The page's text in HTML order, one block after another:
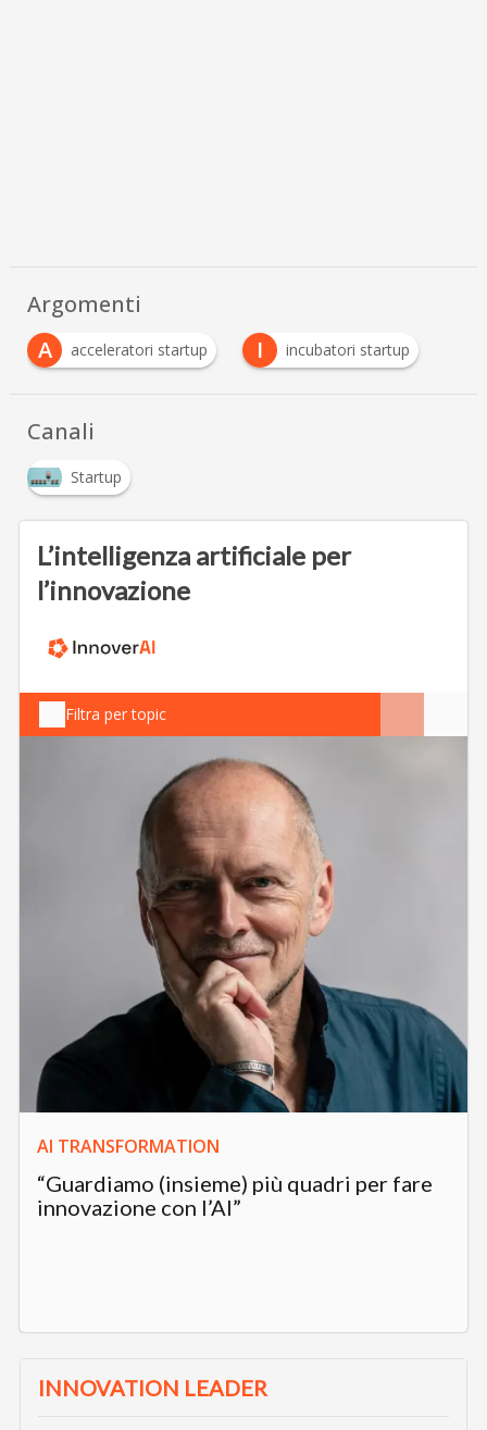
Argomenti
A
acceleratori startup I incubatori startup
Canali
Startup
L’intelligenza artificiale per
l’innovazione
Filtra per topic
AI TRANSFORMATION
“Guardiamo (insieme) più quadri per fare
innovazione con l’AI”
INNOVATION LEADER